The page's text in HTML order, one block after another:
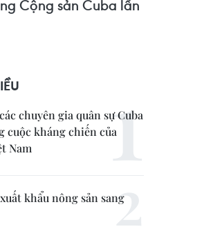
Cộng sản Cuba lần
chuyên gia quân sự Cuba
cuộc kháng chiến của
Nam
khẩu nông sản sang